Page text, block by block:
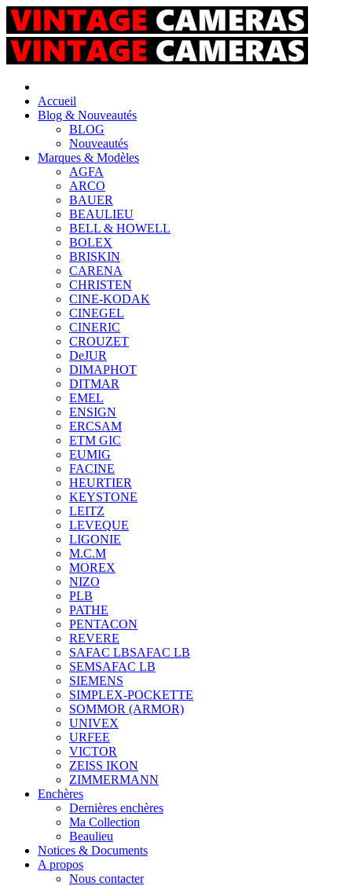
Accueil
Blog & Nouveautés
BLOG
Nouveautés
Marques & Modèles
AGFA
ARCO
BAUER
BEAULIEU
BELL & HOWELL
BOLEX
BRISKIN
CARENA
CHRISTEN
CINE-KODAK
CINEGEL
CINERIC
CROUZET
DeJUR
DIMAPHOT
DITMAR
EMEL
ENSIGN
ERCSAM
ETM GIC
EUMIG
FACINE
HEURTIER
KEYSTONE
LEITZ
LEVEQUE
LIGONIE
M.C.M
MOREX
NIZO
PLB
PATHE
PENTACON
REVERE
SAFAC LBSAFAC LB
SEMSAFAC LB
SIEMENS
SIMPLEX-POCKETTE
SOMMOR (ARMOR)
UNIVEX
URFEE
VICTOR
ZEISS IKON
ZIMMERMANN
Enchères
Dernières enchères
Ma Collection
Beaulieu
Notices & Documents
A propos
Nous contacter